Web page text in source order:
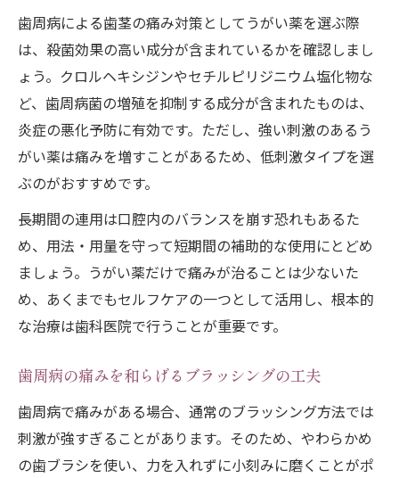
歯周病による歯茎の痛み対策としてうがい薬を選ぶ際
は、殺菌効果の高い成分が含まれているかを確認しまし
ょう。クロルヘキシジンやセチルピリジニウム塩化物な
ど、歯周病菌の増殖を抑制する成分が含まれたものは、
炎症の悪化予防に有効です。ただし、強い刺激のあるう
がい薬は痛みを増すことがあるため、低刺激タイプを選
ぶのがおすすめです。
長期間の連用は口腔内のバランスを崩す恐れもあるた
め、用法・用量を守って短期間の補助的な使用にとどめ
ましょう。うがい薬だけで痛みが治ることは少ないた
め、あくまでもセルフケアの一つとして活用し、根本的
な治療は歯科医院で行うことが重要です。
歯周病の痛みを和らげるブラッシングの工夫
歯周病で痛みがある場合、通常のブラッシング方法では
刺激が強すぎることがあります。そのため、やわらかめ
の歯ブラシを使い、力を入れずに小刻みに磨くことがポ